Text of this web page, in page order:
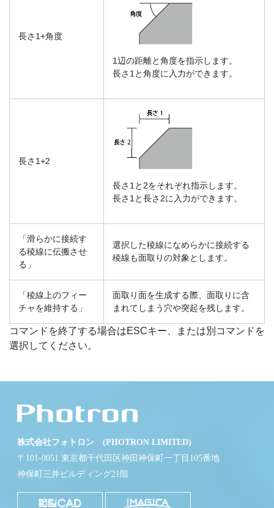
長さ1+角度
1辺の距離と角度を指示します。
長さ1と角度に入力ができます。
長さ1+2
長さ1と2をそれぞれ指示します。
長さ1と長さ2に入力ができます。
「滑らかに接続す
る稜線に伝搬させ
る」
選択した稜線になめらかに接続する
稜線も面取りの対象とします。
「稜線上のフィー
チャを維持する」
面取り面を生成する際、面取りに含
まれてしまう穴や突起を残します。
コマンドを終了する場合はESCキー、または別コマンドを
選択してください。
株式会社フォトロン (PHOTRON LIMITED)
〒101-0051 東京都千代田区神田神保町一丁目105番地
神保町三井ビルディング21階